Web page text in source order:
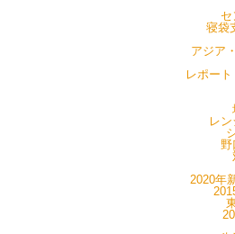
寝袋
アジア
レポー
レ
野
2020年